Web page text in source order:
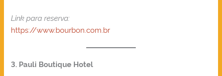
Link para reserva:
https://www.bourbon.com.br
3. Pauli Boutique Hotel